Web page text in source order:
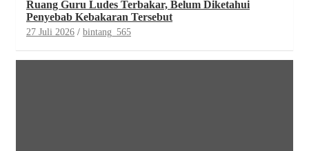
Ruang Guru Ludes Terbakar, Belum Diketahui
Penyebab Kebakaran Tersebut
27 Juli 2026 bintang_565